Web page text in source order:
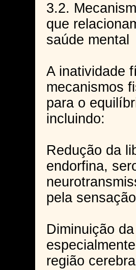
3.2.
que
saúde mental
A inatividade
mecanismos
para o
incluindo:
Redução da
endorfina,
pela
Diminuição
região